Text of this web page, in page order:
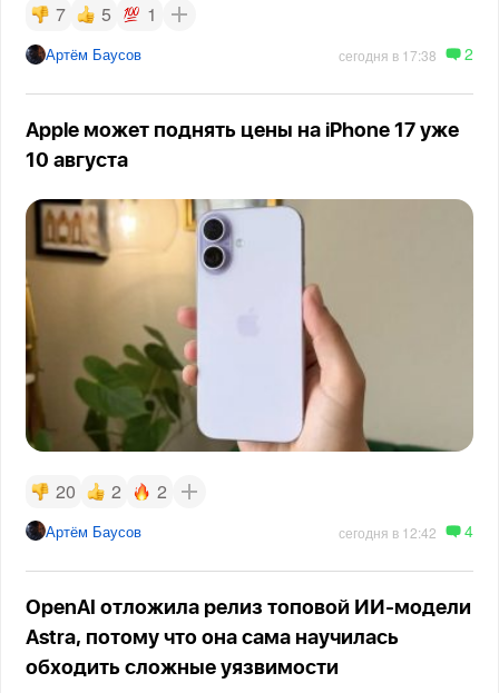
7 5 1
Артём Баусов сегодня в 17:38 2
Apple может поднять цены на iPhone 17 уже
10 августа
20 2 2
Артём Баусов сегодня в 12:42 4
OpenAI отложила релиз топовой ИИ-модели
Astra, потому что она сама научилась
обходить сложные уязвимости